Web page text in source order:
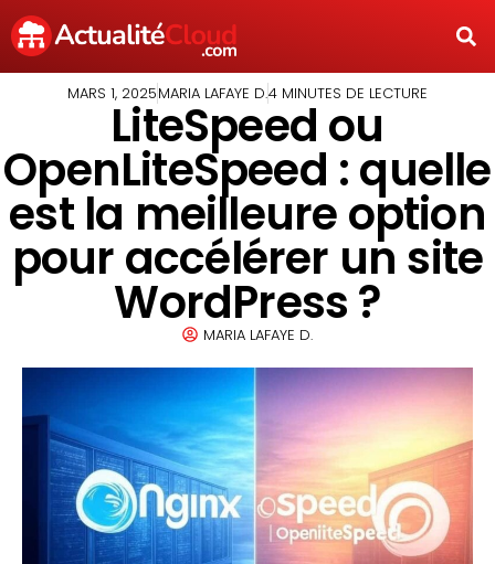
MARS 1, 2025MARIA LAFAYE D.4 MINUTES DE LECTURE
LiteSpeed ou
OpenLiteSpeed : quelle
est la meilleure option
pour accélérer un site
WordPress ?
MARIA LAFAYE D.